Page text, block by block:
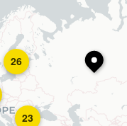
26
23